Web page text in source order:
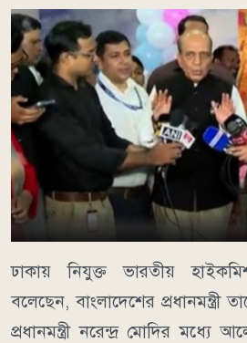
ঢাকায় নিযুক্ত ভারতীয়
বলেছেন, বাংলাদেশের প্রধানমন্ত্রী
প্রধানমন্ত্রী নরেন্দ্র মোদির